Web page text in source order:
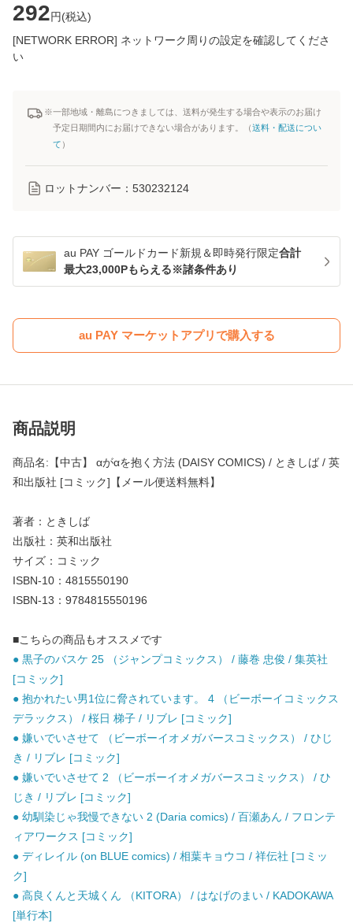
292円(税込)
[NETWORK ERROR] ネットワーク周りの設定を確認してくださ
い
※一部地域・離島につきましては、送料が発生する場合や表示のお届け
予定日期間内にお届けできない場合があります。（送料・配送につい
て ）
ロットナンバー： 530232124
au PAY ゴールドカード新規＆即時発行限定合計
最大23,000Pもらえる※諸条件あり
au PAY マーケットアプリで購入する
商品説明
商品名:【中古】 αがαを抱く方法 (DAISY COMICS) / ときしば / 英
和出版社 [コミック]【メール便送料無料】
著者：ときしば
出版社：英和出版社
サイズ：コミック
ISBN-10：4815550190
ISBN-13：9784815550196
■こちらの商品もオススメです
● 黒子のバスケ 25 （ジャンプコミックス） / 藤巻 忠俊 / 集英社
[コミック]
● 抱かれたい男1位に脅されています。 4 （ビーボーイコミックス
デラックス） / 桜日 梯子 / リブレ [コミック]
● 嫌いでいさせて （ビーボーイオメガバースコミックス） / ひじ
き / リブレ [コミック]
● 嫌いでいさせて 2 （ビーボーイオメガバースコミックス） / ひ
じき / リブレ [コミック]
● 幼馴染じゃ我慢できない 2 (Daria comics) / 百瀬あん / フロンテ
ィアワークス [コミック]
● ディレイル (on BLUE comics) / 相葉キョウコ / 祥伝社 [コミッ
ク]
● 高良くんと天城くん （KITORA） / はなげのまい / KADOKAWA
[単行本]